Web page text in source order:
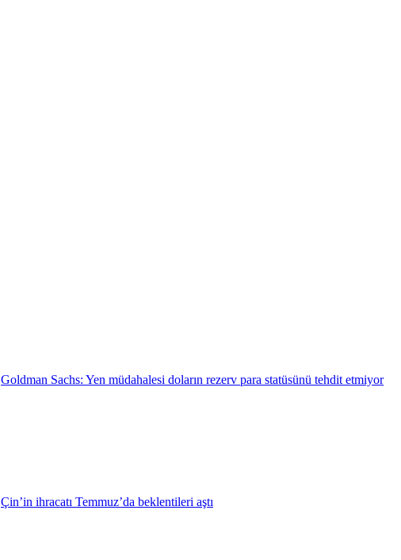
Goldman Sachs: Yen müdahalesi doların rezerv para statüsünü tehdit etmiyor
Çin’in ihracatı Temmuz’da beklentileri aştı